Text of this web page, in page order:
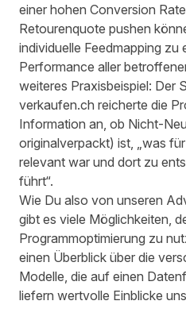
einer hohen Conversion
Retourenquote pushen
individuelle Feedmapping zu
Performance aller
weiteres Praxisbeispiel: Der
verkaufen.ch reicherte die
Information an, ob Nicht-
originalverpackt) ist, „was
relevant war und dort zu
führt“.
Wie Du also von unseren
gibt es viele Möglichkeiten,
Programmoptimierung zu
einen Überblick über die
Modelle, die auf einen
liefern wertvolle Einblicke